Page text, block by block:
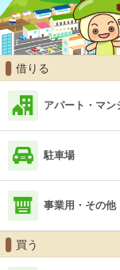
借りる
アパート・マン
駐車場
事業用・その他
買う